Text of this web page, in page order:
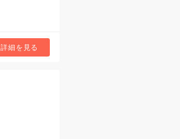
詳細を見る